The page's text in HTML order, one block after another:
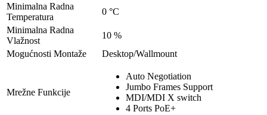
Minimalna Radna
Temperatura
0 °C
Minimalna Radna
Vlažnost
10 %
Mogućnosti Montaže
Desktop/Wallmount
Mrežne Funkcije
Auto Negotiation
Jumbo Frames Support
MDI/MDI X switch
4 Ports PoE+